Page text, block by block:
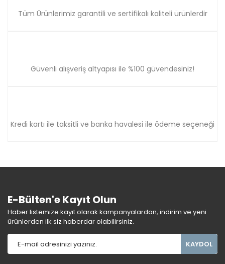
Tüm Ürünlerimiz garantili ve sertifikalı kaliteli ürünlerdir
Güvenli alışveriş altyapısı ile %100 güvendesiniz!
Kredi kartı ile taksitli ve banka havalesi ile ödeme seçeneği
E-Bülten'e Kayıt Olun
Haber listemize kayıt olarak kampanyalardan, indirim ve yeni
ürünlerden ilk siz haberdar olabilirsiniz.
KAYDOL